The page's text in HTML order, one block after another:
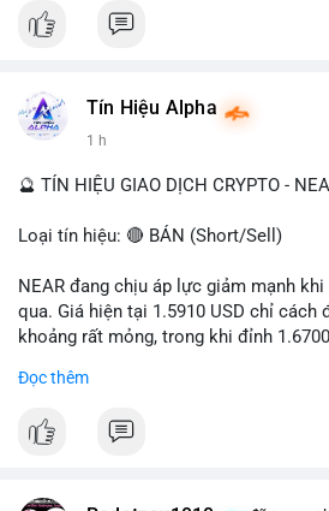
#binancesquare
#vlikevn #titanbot
📰 Nguồn: Cointelegraph
Tín Hiệu Alpha
1 h
🔮 TÍN HIỆU GIAO DỊCH CRYPTO -
Loại tín hiệu: 🔴 BÁN (Short/Sell)
NEAR đang chịu áp lực giảm mạnh
qua. Giá hiện tại 1.5910 USD chỉ cách
khoảng rất mỏng, trong khi đỉnh
kiểm soát hoàn toàn. Khối lượng giao
tiếp diễn.
Đọc thêm